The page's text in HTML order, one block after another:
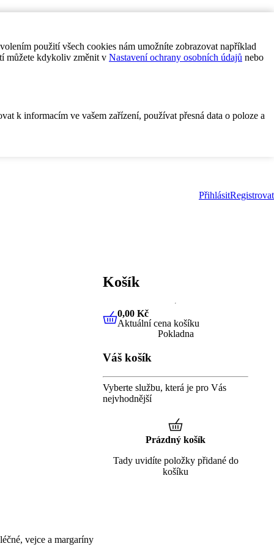
použití všech cookies nám umožníte zobrazovat například
můžete kdykoliv změnit v Nastavení ochrany osobních údajů nebo
k informacím ve vašem zařízení, používat přesná data o poloze a
PřihlásitRegistrovat
vejce a margaríny
Košík
0,00 KčAktuální cena košíku
0,00 Kč
Aktuální cena košíku
Pokladna
Váš košík
Vyberte službu, která je pro Vás
nejvhodnější
Prázdný košík
Tady uvidíte položky přidané do
košíku